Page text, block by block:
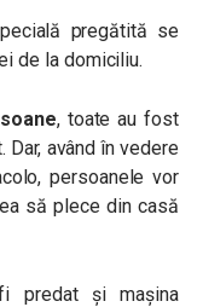
pregătită se
de la domiciliu.
, toate au fost
având în vedere
persoanele vor
să plece din casă
predat și mașina